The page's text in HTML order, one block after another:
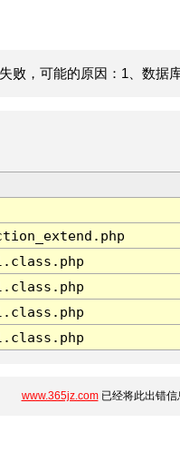
败，可能的原因：1、数据
www.365jz.com已经将此出错信